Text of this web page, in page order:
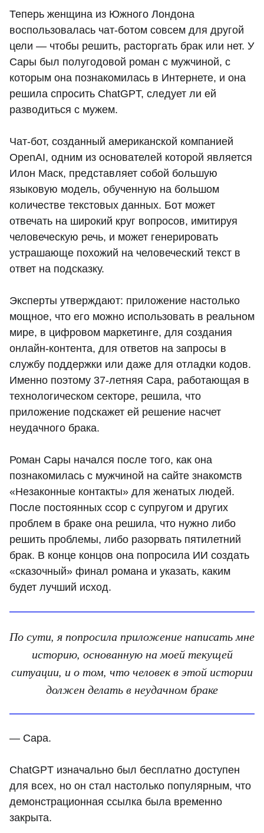
Теперь женщина из Южного Лондона
воспользовалась чат-ботом совсем для другой
цели — чтобы решить, расторгать брак или нет. У
Сары был полугодовой роман с мужчиной, с
которым она познакомилась в Интернете, и она
решила спросить ChatGPT, следует ли ей
разводиться с мужем.
Чат-бот, созданный американской компанией
OpenAI, одним из основателей которой является
Илон Маск, представляет собой большую
языковую модель, обученную на большом
количестве текстовых данных. Бот может
отвечать на широкий круг вопросов, имитируя
человеческую речь, и может генерировать
устрашающе похожий на человеческий текст в
ответ на подсказку.
Эксперты утверждают: приложение настолько
мощное, что его можно использовать в реальном
мире, в цифровом маркетинге, для создания
онлайн-контента, для ответов на запросы в
службу поддержки или даже для отладки кодов.
Именно поэтому 37-летняя Сара, работающая в
технологическом секторе, решила, что
приложение подскажет ей решение насчет
неудачного брака.
Роман Сары начался после того, как она
познакомилась с мужчиной на сайте знакомств
«Незаконные контакты» для женатых людей.
После постоянных ссор с супругом и других
проблем в браке она решила, что нужно либо
решить проблемы, либо разорвать пятилетний
брак. В конце концов она попросила ИИ создать
«сказочный» финал романа и указать, каким
будет лучший исход.
По сути, я попросила приложение написать мне
историю, основанную на моей текущей
ситуации, и о том, что человек в этой истории
должен делать в неудачном браке
— Сара.
ChatGPT изначально был бесплатно доступен
для всех, но он стал настолько популярным, что
демонстрационная ссылка была временно
закрыта.